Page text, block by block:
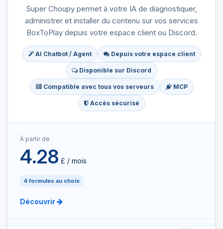
Super Choupy permet à votre IA de diagnostiquer,
administrer et installer du contenu sur vos services
BoxToPlay depuis votre espace client ou Discord.
AI Chatbot / Agent Depuis votre espace client
Disponible sur Discord
Compatible avec tous vos serveurs MCP
Accès sécurisé
À partir de
4.28 £ / mois
4 formules au choix
Découvrir